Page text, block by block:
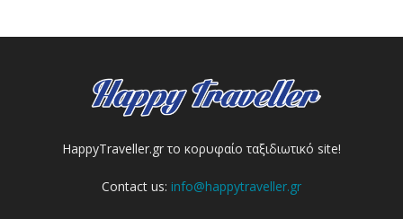
HappyTraveller.gr το κορυφαίο ταξιδιωτικό site!
Contact us: info@happytraveller.gr